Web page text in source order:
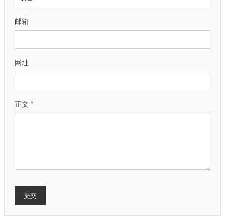
邮箱
网址
正文 *
提交